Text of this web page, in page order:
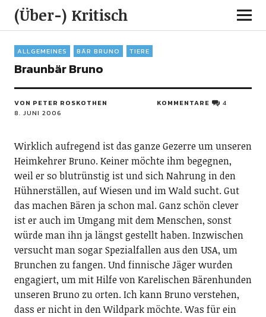
(Über-) Kritisch
ALLGEMEINES BÄR BRUNO TIERE
Braunbär Bruno
VON PETER ROSKOTHEN
8. JUNI 2006
KOMMENTARE 4
Wirklich aufregend ist das ganze Gezerre um unseren
Heimkehrer Bruno. Keiner möchte ihm begegnen,
weil er so blutrünstig ist und sich Nahrung in den
Hühnerställen, auf Wiesen und im Wald sucht. Gut
das machen Bären ja schon mal. Ganz schön clever
ist er auch im Umgang mit dem Menschen, sonst
würde man ihn ja längst gestellt haben. Inzwischen
versucht man sogar Spezialfallen aus den USA, um
Brunchen zu fangen. Und finnische Jäger wurden
engagiert, um mit Hilfe von Karelischen Bärenhunden
unseren Bruno zu orten. Ich kann Bruno verstehen,
dass er nicht in den Wildpark möchte. Was für ein